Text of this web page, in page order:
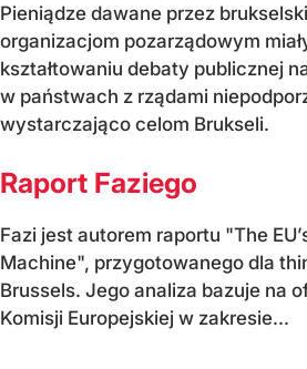
Pieniądze dawane przez
organizacjom pozarządowym
kształtowaniu debaty publicznej
w państwach z rządami
wystarczająco celom Brukseli.
Raport Faziego
Fazi jest autorem raportu "The
Machine", przygotowanego dla
Brussels. Jego analiza bazuje na
Komisji Europejskiej w zakresie...